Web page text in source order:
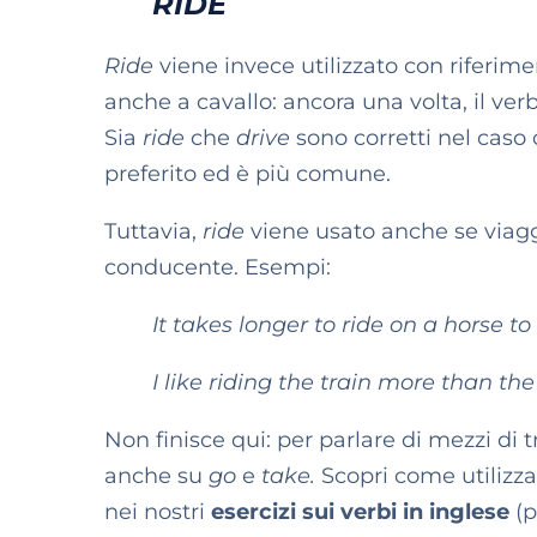
Ride viene invece utilizzato con
anche a cavallo: ancora una volta, il
Sia ride che drive sono corretti nel
preferito ed è più comune.
Tuttavia, ride viene usato anche se
conducente. Esempi:
It takes longer to ride on a horse
I like riding the train more than the
Non finisce qui: per parlare di mezzi di
anche su go e take. Scopri come
nei nostri esercizi sui verbi in inglese